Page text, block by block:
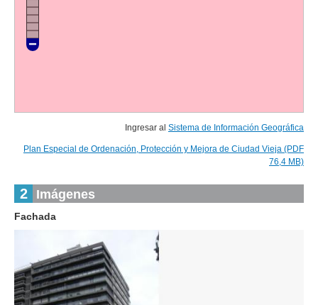
Ingresar al Sistema de Información Geográfica
Plan Especial de Ordenación, Protección y Mejora de Ciudad Vieja (PDF
76,4 MB)
2 Imágenes
Fachada